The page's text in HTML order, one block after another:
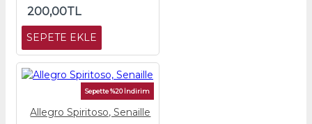
200,00TL
SEPETE EKLE
Sepette %20 İndirim
Allegro Spiritoso, Senaille